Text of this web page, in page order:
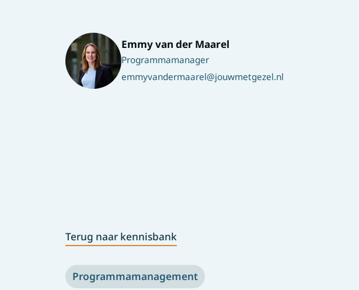
Emmy van der Maarel
Programmamanager
emmyvandermaarel@jouwmetgezel.nl
Terug naar kennisbank
Programmamanagement